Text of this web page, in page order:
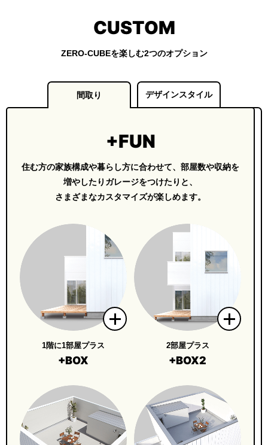
CUSTOM
ZERO-CUBEを楽しむ2つのオプション
間取り デザインスタイル
+FUN
住む方の家族構成や暮らし方に合わせて、部屋数や収納を
増やしたりガレージをつけたりと、
さまざまなカスタマイズが楽しめます。
1階に1部屋プラス
+BOX
2部屋プラス
+BOX2